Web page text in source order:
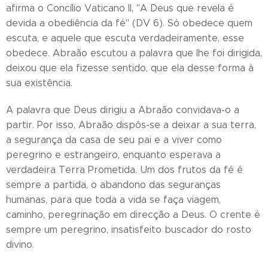
afirma o Concílio Vaticano II, "A Deus que revela é
devida a obediência da fé" (DV 6). Só obedece quem
escuta, e aquele que escuta verdadeiramente, esse
obedece. Abraão escutou a palavra que lhe foi dirigida,
deixou que ela fizesse sentido, que ela desse forma à
sua existência.
A palavra que Deus dirigiu a Abraão convidava-o a
partir. Por isso, Abraão dispôs-se a deixar a sua terra,
a segurança da casa de seu pai e a viver como
peregrino e estrangeiro, enquanto esperava a
verdadeira Terra Prometida. Um dos frutos da fé é
sempre a partida, o abandono das seguranças
humanas, para que toda a vida se faça viagem,
caminho, peregrinação em direcção a Deus. O crente é
sempre um peregrino, insatisfeito buscador do rosto
divino.